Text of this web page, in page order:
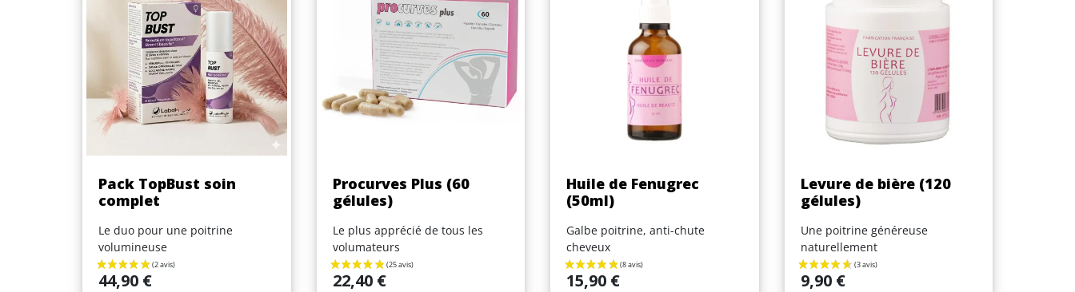
Aperçu rapide
Pack TopBust soin
complet
Le duo pour une poitrine
volumineuse
Prix
44,90 €
Aperçu rapide
Procurves Plus (60
gélules)
Le plus apprécié de tous les
volumateurs
Prix
22,40 €
Aperçu rapide
Huile de Fenugrec
(50ml)
Galbe poitrine, anti-chute
cheveux
Prix
15,90 €
Aperçu rapide
Levure de bière (120
gélules)
Une poitrine généreuse
naturellement
Prix
9,90 €